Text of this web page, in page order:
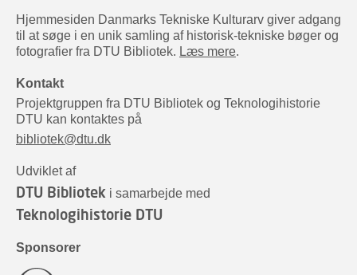
Hjemmesiden Danmarks Tekniske Kulturarv giver adgang
til at søge i en unik samling af historisk-tekniske bøger og
fotografier fra DTU Bibliotek. Læs mere.
Kontakt
Projektgruppen fra DTU Bibliotek og Teknologihistorie
DTU kan kontaktes på
bibliotek@dtu.dk
Udviklet af
DTU Bibliotek i samarbejde med
Teknologihistorie DTU
Sponsorer